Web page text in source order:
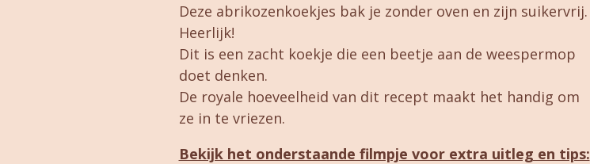
Deze abrikozenkoekjes bak je zonder oven en zijn suikervrij.
Heerlijk!
Dit is een zacht koekje die een beetje aan de weespermop
doet denken.
De royale hoeveelheid van dit recept maakt het handig om
ze in te vriezen.
Bekijk het onderstaande filmpje voor extra uitleg en tips: